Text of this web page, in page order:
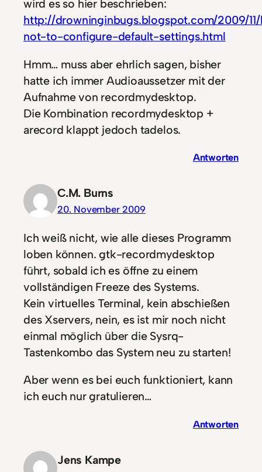
wird es so hier beschrieben:
http://drowninginbugs.blogspot.com/2009/
not-to-configure-default-settings.html
Hmm… muss aber ehrlich sagen, bisher
hatte ich immer Audioaussetzer mit der
Aufnahme von recordmydesktop.
Die Kombination recordmydesktop +
arecord klappt jedoch tadelos.
Antworten
C.M. Burns
20. November 2009
Ich weiß nicht, wie alle dieses Programm
loben können. gtk-recordmydesktop
führt, sobald ich es öffne zu einem
vollständigen Freeze des Systems.
Kein virtuelles Terminal, kein abschießen
des Xservers, nein, es ist mir noch nicht
einmal möglich über die Sysrq-
Tastenkombo das System neu zu starten!
Aber wenn es bei euch funktioniert, kann
ich euch nur gratulieren…
Antworten
Jens Kampe